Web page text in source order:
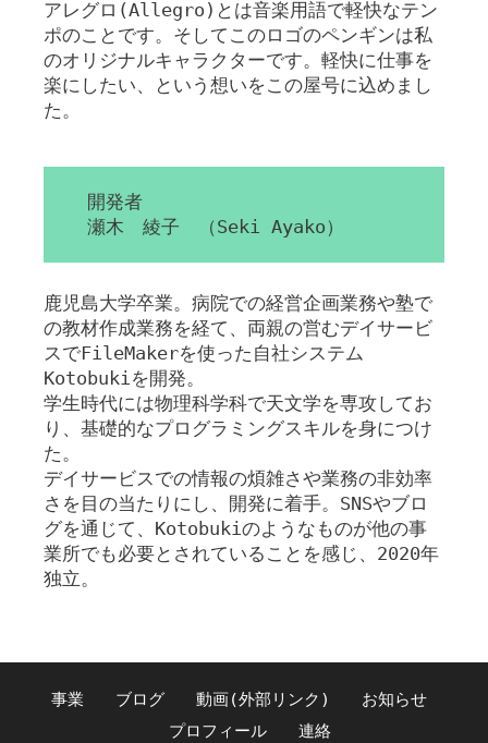
アレグロ(Allegro)とは音楽用語で軽快なテン
ポのことです。そしてこのロゴのペンギンは私
のオリジナルキャラクターです。軽快に仕事を
楽にしたい、という想いをこの屋号に込めまし
た。
開発者
瀬木 綾子 （Seki Ayako）
鹿児島大学卒業。病院での経営企画業務や塾で
の教材作成業務を経て、両親の営むデイサービ
スでFileMakerを使った自社システム
Kotobukiを開発。
学生時代には物理科学科で天文学を専攻してお
り、基礎的なプログラミングスキルを身につけ
た。
デイサービスでの情報の煩雑さや業務の非効率
さを目の当たりにし、開発に着手。SNSやブロ
グを通じて、Kotobukiのようなものが他の事
業所でも必要とされていることを感じ、2020年
独立。
事業 ブログ 動画(外部リンク)
お知らせ
プロフィール
連絡